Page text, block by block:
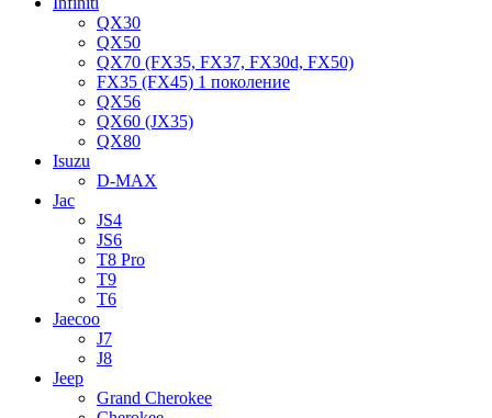
QX30
QX50
QX70 (FX35, FX37, FX30d, FX50)
FX35 (FX45) 1 поколение
QX56
QX60 (JX35)
QX80
Isuzu
D-MAX
Jac
JS4
JS6
T8 Pro
T9
T6
Jaecoo
J7
J8
Jeep
Grand Cherokee